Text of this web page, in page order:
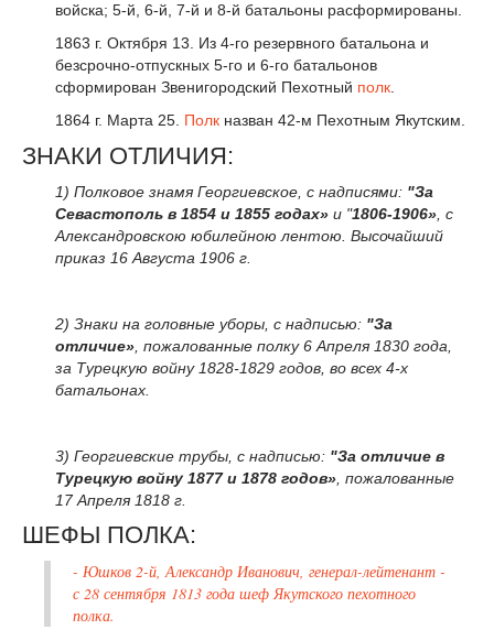
войска; 5-й, 6-й, 7-й и 8-й батальоны расформированы.
1863 г. Октября 13. Из 4-го резервного батальона и
безсрочно-отпускных 5-го и 6-го батальонов
сформирован Звенигородский Пехотный полк
1864 г. Марта 25. Полк назван 42-м Пехотным Якутским.
ЗНАКИ ОТЛИЧИЯ:
1) Полковое знамя Георгиевское, с надписями: "За
Севастополь в 1854 и 1855 годах» и "1806-1906», с
Александровскою юбилейною лентою. Высочайший
приказ 16 Августа 1906 г.
2) Знаки на головные уборы, с надписью: "За
отличие» , пожалованные полку 6 Апреля 1830 года,
за Турецкую войну 1828-1829 годов, во всех 4-х
батальонах.
3) Георгиевские трубы, с надписью: "За отличие в
Турецкую войну 1877 и 1878 годов» , пожалованные
17 Апреля 1818 г.
ШЕФЫ ПОЛКА:
- Юшков 2-й, Александр Иванович, генерал-лейтенант -
с 28 сентября 1813 года шеф Якутского пехотного
полка.